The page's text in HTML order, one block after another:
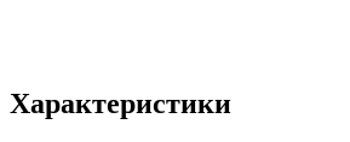
Характеристики